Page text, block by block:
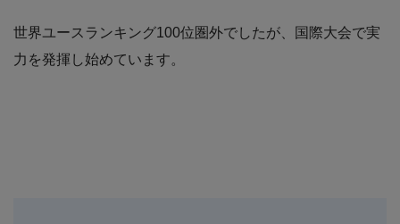
世界ユースランキング100位圏外でしたが、国際大会で実
力を発揮し始めています。